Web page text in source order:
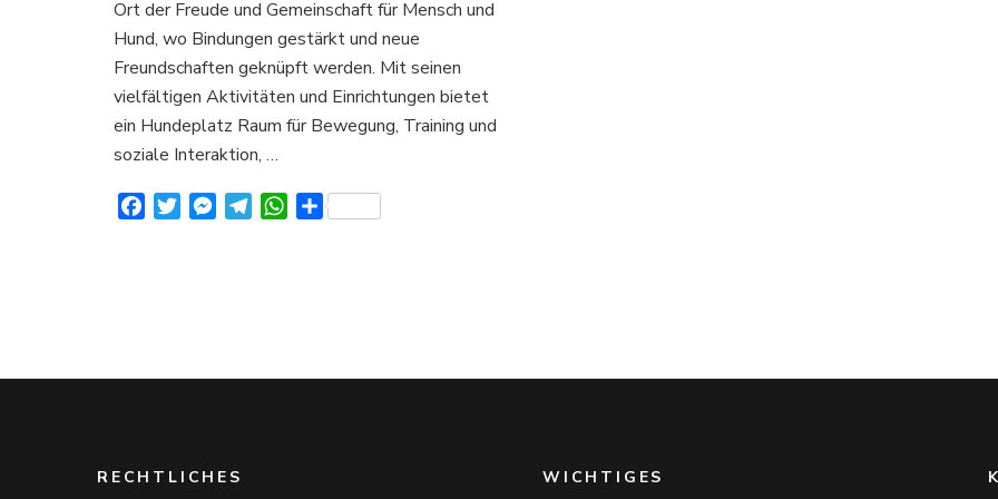
Ort der Freude und Gemeinschaft für Mensch und
Hund, wo Bindungen gestärkt und neue
Freundschaften geknüpft werden. Mit seinen
vielfältigen Aktivitäten und Einrichtungen bietet
ein Hundeplatz Raum für Bewegung, Training und
soziale Interaktion, …
FacebookTwitterMessenger
TelegramWhatsApp
Teilen
RECHTLICHES WICHTIGES